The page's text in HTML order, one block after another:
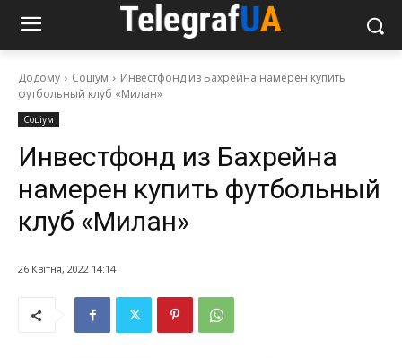
Додому Соціум
Инвестфонд из Бахрейна намерен купить
футбольный клуб «Милан»
Соціум
Инвестфонд из Бахрейна
намерен купить футбольный
клуб «Милан»
26 Квітня, 2022 14:14